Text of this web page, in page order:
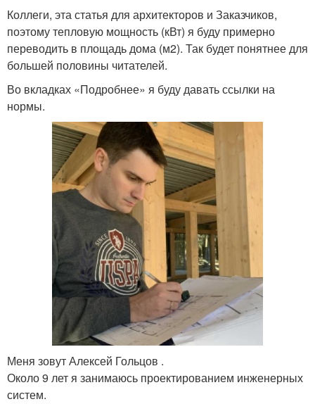
Коллеги, эта статья для архитекторов и Заказчиков,
поэтому тепловую мощность (кВт) я буду примерно
переводить в площадь дома (м2). Так будет понятнее для
большей половины читателей.
Во вкладках «Подробнее» я буду давать ссылки на
нормы.
Меня зовут Алексей Гольцов .
Около 9 лет я занимаюсь проектированием инженерных
систем.